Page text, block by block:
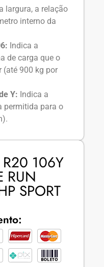
largura, a relação
interno da
Indica a
de carga que o
(até 900 kg por
Y: Indica a
permitida para o
106Y
RUN
SPORT